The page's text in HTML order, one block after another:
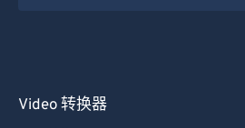
Video 转换器